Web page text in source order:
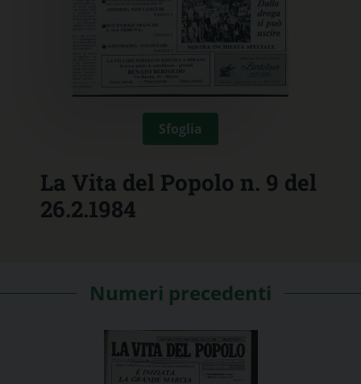
Sfoglia
La Vita del Popolo n. 9 del
26.2.1984
Numeri precedenti